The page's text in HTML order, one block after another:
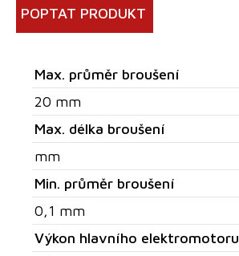
POPTAT PRODUKT
Max. průměr broušení
20 mm
Max. délka broušení
mm
Min. průměr broušení
0,1 mm
Výkon hlavního elektromotoru